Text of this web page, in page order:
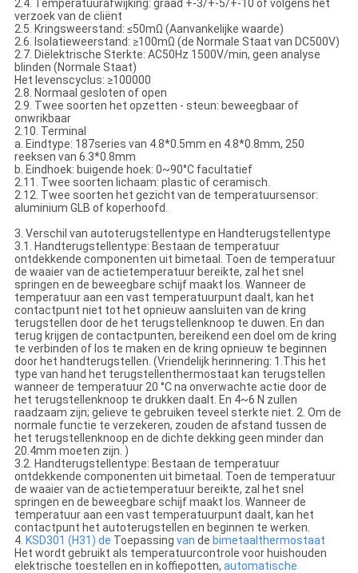
2.4. Temperatuurafwijking: graad +-3/+-5/+-10 of volgens het
verzoek van de cliënt
2.5. Kringsweerstand: ≤50mΩ (Aanvankelijke waarde)
2.6. Isolatieweerstand: ≥100mΩ (de Normale Staat van DC500V)
2.7. Diëlektrische Sterkte: AC50Hz 1500V/min, geen analyse
blinden (Normale Staat)
Het levenscyclus: ≥100000
2.8. Normaal gesloten of open
2.9. Twee soorten het opzetten - steun: beweegbaar of
onwrikbaar
2.10. Terminal
a. Eindtype: 187series van 4.8*0.5mm en 4.8*0.8mm, 250
reeksen van 6.3*0.8mm
b. Eindhoek: buigende hoek: 0~90°C facultatief
2.11. Twee soorten lichaam: plastic of ceramisch.
2.12. Twee soorten het gezicht van de temperatuursensor:
aluminium GLB of koperhoofd.
3. Verschil van autoterugstellentype en Handterugstellentype
3.1. Handterugstellentype: Bestaan de temperatuur
ontdekkende componenten uit bimetaal. Toen de temperatuur
de waaier van de actietemperatuur bereikte, zal het snel
springen en de beweegbare schijf maakt los. Wanneer de
temperatuur aan een vast temperatuurpunt daalt, kan het
contactpunt niet tot het opnieuw aansluiten van de kring
terugstellen door de het terugstellenknoop te duwen. En dan
terug krijgen de contactpunten, bereikend een doel om de kring
te verbinden of los te maken en de kring opnieuw te beginnen
door het handterugstellen. (Vriendelijk herinnering: 1.This het
type van hand het terugstellenthermostaat kan terugstellen
wanneer de temperatuur 20 °C na onverwachte actie door de
het terugstellenknoop te drukken daalt. En 4~6 N zullen
raadzaam zijn; gelieve te gebruiken teveel sterkte niet. 2. Om de
normale functie te verzekeren, zouden de afstand tussen de
het terugstellenknoop en de dichte dekking geen minder dan
20.4mm moeten zijn. )
3.2. Handterugstellentype: Bestaan de temperatuur
ontdekkende componenten uit bimetaal. Toen de temperatuur
de waaier van de actietemperatuur bereikte, zal het snel
springen en de beweegbare schijf maakt los. Wanneer de
temperatuur aan een vast temperatuurpunt daalt, kan het
contactpunt het autoterugstellen en beginnen te werken.
4. KSD301 (H31) de Toepassing van de bimetaalthermostaat
Het wordt gebruikt als temperatuurcontrole voor huishouden
elektrische toestellen en in koffiepotten, automatische